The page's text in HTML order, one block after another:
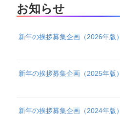
お知らせ
新年の挨拶募集企画（2026年版）
新年の挨拶募集企画（2025年版）
新年の挨拶募集企画（2024年版）